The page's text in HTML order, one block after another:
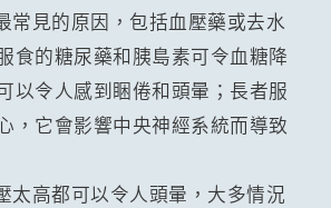
常見的原因，包括血壓藥或去水
食的糖尿藥和胰島素可令血糖降
以令人感到睏倦和頭暈；長者服
，它會影響中央神經系統而導致
太高都可以令人頭暈，大多情況